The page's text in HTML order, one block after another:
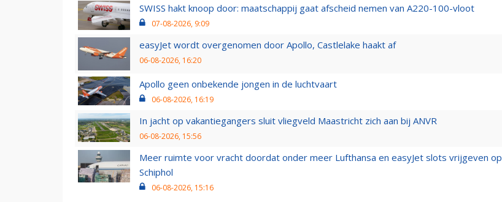
SWISS hakt knoop door: maatschappij gaat afscheid nemen van A220-100-vloot
07-08-2026, 9:09
easyJet wordt overgenomen door Apollo, Castlelake haakt af
06-08-2026, 16:20
Apollo geen onbekende jongen in de luchtvaart
06-08-2026, 16:19
In jacht op vakantiegangers sluit vliegveld Maastricht zich aan bij ANVR
06-08-2026, 15:56
Meer ruimte voor vracht doordat onder meer Lufthansa en easyJet slots vrijgeven op
Schiphol
06-08-2026, 15:16